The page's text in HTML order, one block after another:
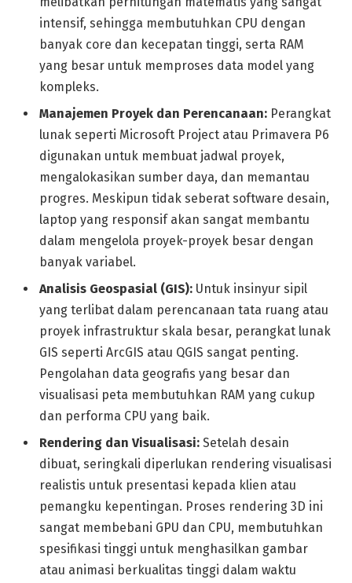
intensif, sehingga membutuhkan CPU dengan
banyak core dan kecepatan tinggi, serta RAM
yang besar untuk memproses data model yang
kompleks.
Manajemen Proyek dan Perencanaan: Perangkat
lunak seperti Microsoft Project atau Primavera P6
digunakan untuk membuat jadwal proyek,
mengalokasikan sumber daya, dan memantau
progres. Meskipun tidak seberat software desain,
laptop yang responsif akan sangat membantu
dalam mengelola proyek-proyek besar dengan
banyak variabel.
Analisis Geospasial (GIS): Untuk insinyur sipil
yang terlibat dalam perencanaan tata ruang atau
proyek infrastruktur skala besar, perangkat lunak
GIS seperti ArcGIS atau QGIS sangat penting.
Pengolahan data geografis yang besar dan
visualisasi peta membutuhkan RAM yang cukup
dan performa CPU yang baik.
Rendering dan Visualisasi: Setelah desain
dibuat, seringkali diperlukan rendering visualisasi
realistis untuk presentasi kepada klien atau
pemangku kepentingan. Proses rendering 3D ini
sangat membebani GPU dan CPU, membutuhkan
spesifikasi tinggi untuk menghasilkan gambar
atau animasi berkualitas tinggi dalam waktu